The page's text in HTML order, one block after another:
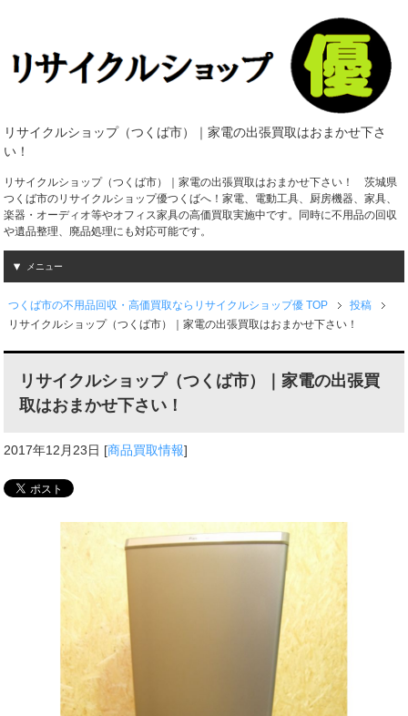
リサイクルショップ（つくば市）｜家電の出張買取はおまかせ下さ
い！
リサイクルショップ（つくば市）｜家電の出張買取はおまかせ下さい！ 茨城県
つくば市のリサイクルショップ優つくばへ！家電、電動工具、厨房機器、家具、
楽器・オーディオ等やオフィス家具の高価買取実施中です。同時に不用品の回収
や遺品整理、廃品処理にも対応可能です。
メニュー
つくば市の不用品回収・高価買取ならリサイクルショップ優 TOP
投稿
リサイクルショップ（つくば市）｜家電の出張買取はおまかせ下さい！
リサイクルショップ（つくば市）｜家電の出張買
取はおまかせ下さい！
2017年12月23日 [商品買取情報]